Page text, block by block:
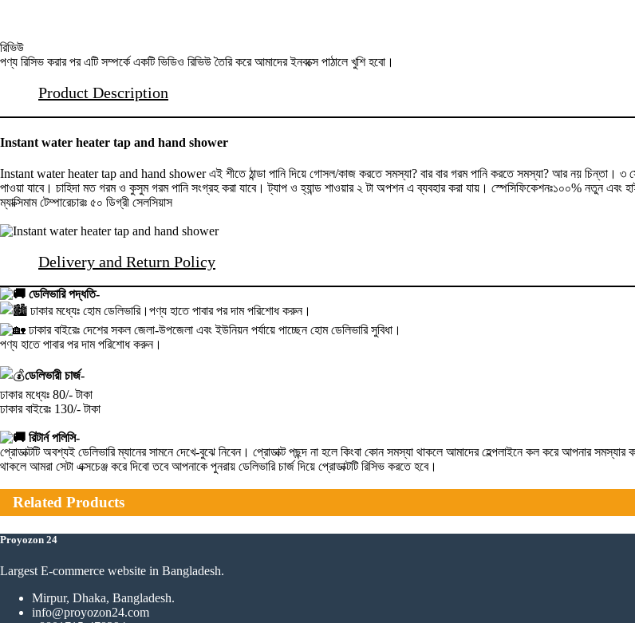
রিভিউ
পণ্য রিসিভ করার পর এটি সম্পর্কে একটি ভিডিও রিভিউ তৈরি করে আমাদের ইনবক্সে পাঠালে খুশি হবো।
Product Description
Instant water heater tap and hand shower
Instant water heater tap and hand shower এই শীতে ঠান্ডা পানি দিয়ে গোসল/কাজ করতে সমস্যা? বার বার গরম পানি করতে সমস্যা? আর নয় চিন্তা। ৩
পাওয়া যাবে। চাহিদা মত গরম ও কুসুম গরম পানি সংগ্রহ করা যাবে। ট্যাপ ও হ্যান্ড শাওয়ার ২ টা অপশন এ ব্যবহার করা যায়। স্পেসিফিকেশনঃ১০০% নতুন এবং
ম্যাক্সিমাম টেম্পারেচারঃ ৫০ ডিগ্রী সেলসিয়াস
Delivery and Return Policy
ডেলিভারি পদ্ধতি-
ঢাকার মধ্যেঃ হোম ডেলিভারি।পণ্য হাতে পাবার পর দাম পরিশোধ করুন।
ঢাকার বাইরেঃ দেশের সকল জেলা-উপজেলা এবং ইউনিয়ন পর্যায়ে পাচ্ছেন হোম ডেলিভারি সুবিধা।
পণ্য হাতে পাবার পর দাম পরিশোধ করুন।
ডেলিভারী চার্জ-
ঢাকার মধ্যেঃ 80/- টাকা
ঢাকার বাইরেঃ 130/- টাকা
রিটার্ন পলিসি-
প্রোডাক্টটি অবশ্যই ডেলিভারি ম্যানের সামনে দেখে-বুঝে নিবেন। প্রোডাক্ট পছন্দ না হলে কিংবা কোন সমস্যা থাকলে আমাদের হেল্পলাইনে কল করে আপনার
থাকলে আমরা সেটা এক্সচেঞ্জ করে দিবো তবে আপনাকে পুনরায় ডেলিভারি চার্জ দিয়ে প্রোডাক্টটি রিসিভ করতে হবে।
Related Products
Proyozon 24
Largest E-commerce website in Bangladesh.
Mirpur, Dhaka, Bangladesh.
info@proyozon24.com